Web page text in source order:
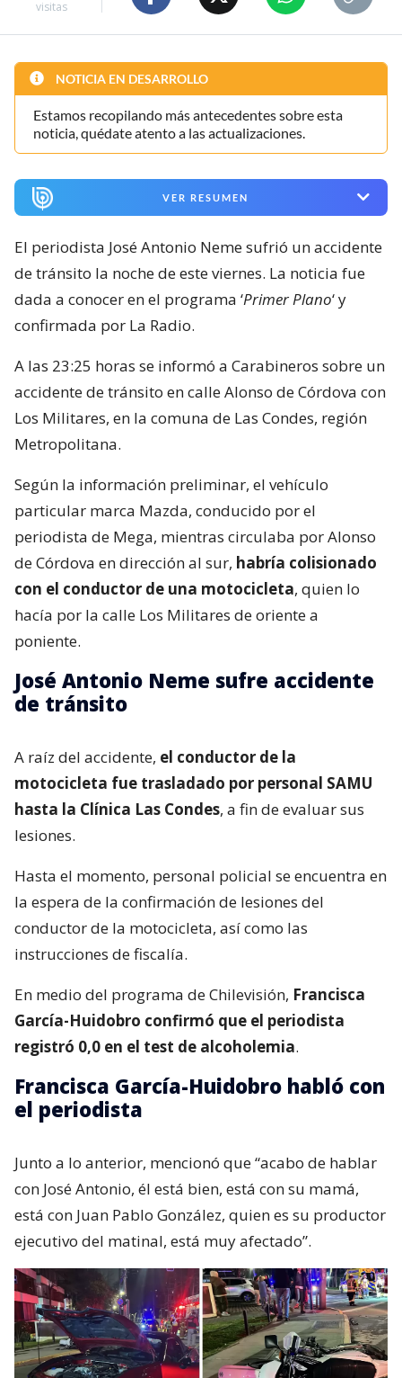
visitas
NOTICIA EN DESARROLLO
Estamos recopilando más antecedentes sobre esta
noticia, quédate atento a las actualizaciones.
VER RESUMEN
El periodista José Antonio Neme sufrió un accidente
de tránsito la noche de este viernes. La noticia fue
dada a conocer en el programa ‘Primer Plano‘ y
confirmada por La Radio.
A las 23:25 horas se informó a Carabineros sobre un
accidente de tránsito en calle Alonso de Córdova con
Los Militares, en la comuna de Las Condes, región
Metropolitana.
Según la información preliminar, el vehículo
particular marca Mazda, conducido por el
periodista de Mega, mientras circulaba por Alonso
de Córdova en dirección al sur, habría colisionado
con el conductor de una motocicleta, quien lo
hacía por la calle Los Militares de oriente a
poniente.
José Antonio Neme sufre accidente
de tránsito
A raíz del accidente, el conductor de la
motocicleta fue trasladado por personal SAMU
hasta la Clínica Las Condes, a fin de evaluar sus
lesiones.
Hasta el momento, personal policial se encuentra en
la espera de la confirmación de lesiones del
conductor de la motocicleta, así como las
instrucciones de fiscalía.
En medio del programa de Chilevisión, Francisca
García-Huidobro confirmó que el periodista
registró 0,0 en el test de alcoholemia.
Francisca García-Huidobro habló con
el periodista
Junto a lo anterior, mencionó que “acabo de hablar
con José Antonio, él está bien, está con su mamá,
está con Juan Pablo González, quien es su productor
ejecutivo del matinal, está muy afectado”.